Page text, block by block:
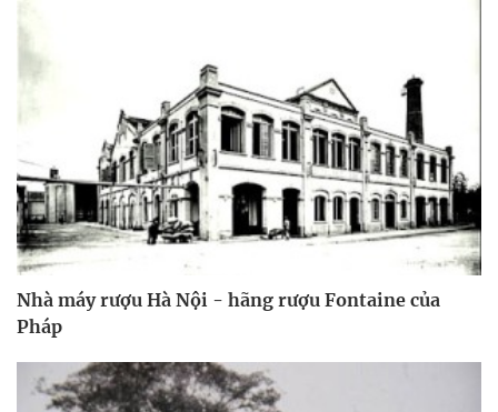
Nhà máy rượu Hà Nội - hãng rượu Fontaine của
Pháp